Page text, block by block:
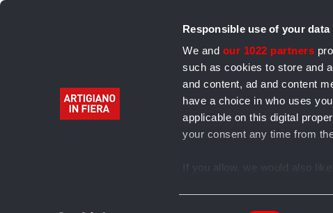
Responsible use of your data
We and our 1022 partners
such as cookies to store and
and content, ad and content
have a choice in who uses
applicable on this digital
your consent any time from
If you allow, we would also like
Home Alimentari Bevande Abbigliamento e